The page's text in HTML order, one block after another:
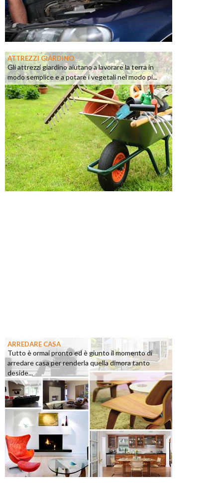
ATTREZZI GIARDINO
Gli attrezzi giardino aiutano a lavorare la terra in
modo semplice e a potare i vegetali nel modo pi...
ARREDARE CASA
Tutto è ormai pronto ed è giunto il momento di
arredare casa per renderla quella dimora tanto
deside...